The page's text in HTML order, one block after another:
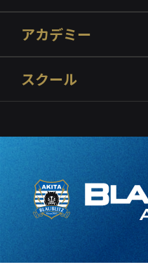
アカデミー
スクール